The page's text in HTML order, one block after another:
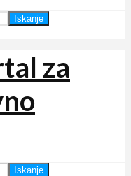
Iskanje
Iskanje